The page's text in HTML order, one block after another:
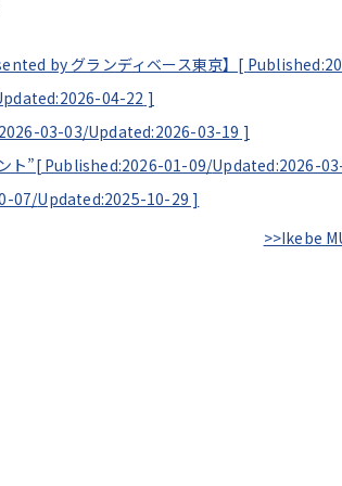
by グランディベース東京】[
04-22 ]
03-03/Updated:2026-03-19 ]
ト”[ Published:2026-01-09/Updated:2026-
07/Updated:2025-10-29 ]
>>Ikebe